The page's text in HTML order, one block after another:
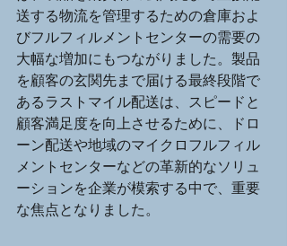
送する物流を管理するための倉庫およ
びフルフィルメントセンターの需要の
大幅な増加にもつながりました。製品
を顧客の玄関先まで届ける最終段階で
あるラストマイル配送は、スピードと
顧客満足度を向上させるために、ドロ
ーン配送や地域のマイクロフルフィル
メントセンターなどの革新的なソリュ
ーションを企業が模索する中で、重要
な焦点となりました。